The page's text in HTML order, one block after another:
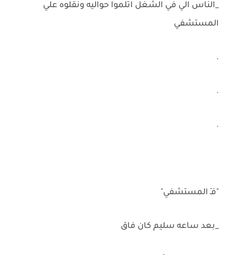
_الناس الي في الشغل اتلموا حواليه ونقلوه علي
المستشفي
.
.
.
"فـِ المستشفي"
_بعد ساعه سليم كان فاق